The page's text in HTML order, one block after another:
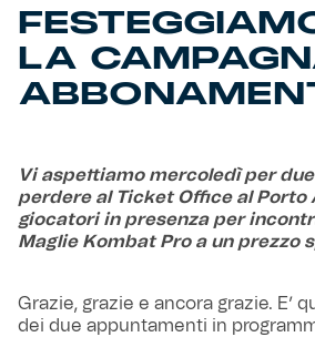
Gift Card Online Store
Fortissimo batte il mio cuor
LA
Vi aspettiamo mercoledì per
perdere al Ticket Office al Porto
giocatori in presenza per
Maglie Kombat Pro a un prezzo
Grazie, grazie e ancora grazie. E’
dei due appuntamenti in